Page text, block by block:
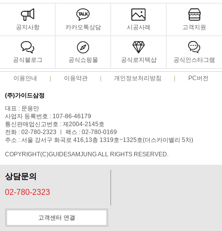
공지사항 카카오톡상담 시공사례 고객지원
공식블로그 공식쇼핑몰 공식로지텍샵 공식인스타그램
이용안내 이용약관 개인정보처리방침 PC버전
(주)가이드삼정
대표 : 문용만
사업자 등록번호 : 107-86-46179
통신판매업신고번호 : 제2004-2145호
전화 : 02-780-2323 ㅣ 팩스 : 02-780-0169
주소 : 서울 강서구 화곡로 416,13층 1319호~1325호(더스카이밸리 5차)
COPYRIGHT(C)GUIDESAMJUNG ALL RIGHTS RESERVED.
상담문의
02-780-2323
고객센터 연결